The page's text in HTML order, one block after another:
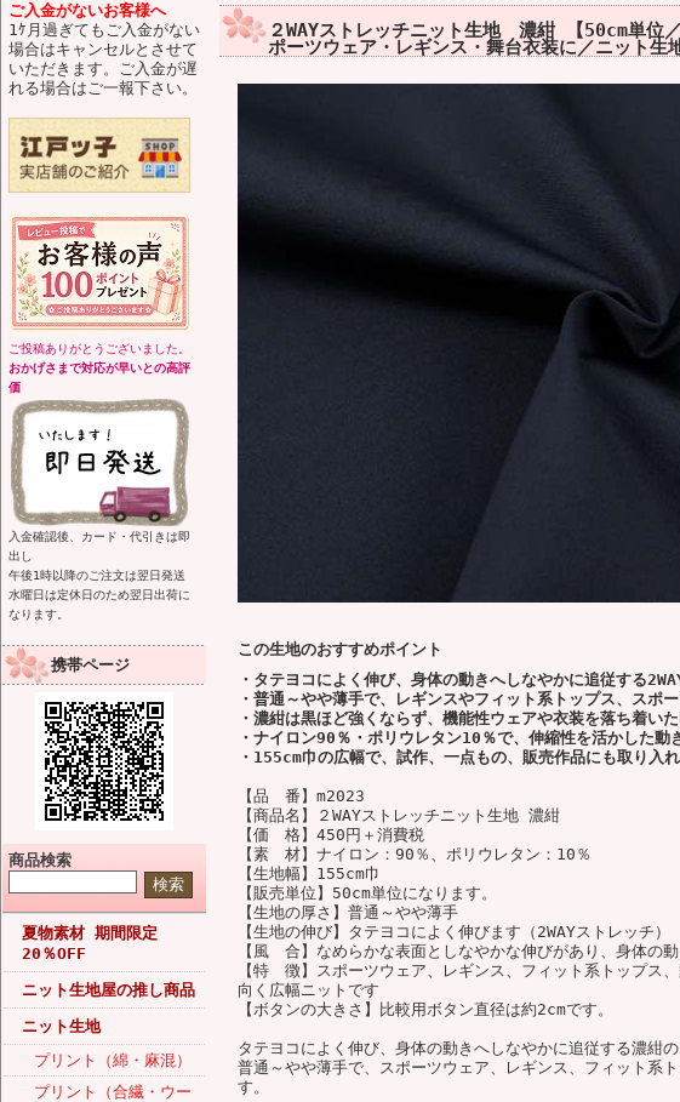
ご入金がないお客様へ
1ｹ月過ぎてもご入金がない
場合はキャンセルとさせて
いただきます。ご入金が遅
れる場合はご一報下さい。
ご投稿ありがとうございました。
おかげさまで対応が早いとの高評
価
入金確認後、カード・代引きは即
出し
午後1時以降のご注文は翌日発送
水曜日は定休日のため翌日出荷に
なります。
携帯ページ
商品検索
夏物素材 期間限定
20％OFF
ニット生地屋の推し商品
ニット生地
プリント（綿・麻混）
プリント（合繊・ウー
２WAYストレッチニット生地 濃紺 【50cm単位
ポーツウェア・レギンス・舞台衣装に／ニット生
この生地のおすすめポイント
・タテヨコによく伸び、身体の動きへしなやかに追従する
・普通～やや薄手で、レギンスやフィット系トップス、スポ
・濃紺は黒ほど強くならず、機能性ウェアや衣装を落ち着い
・ナイロン90％・ポリウレタン10％で、伸縮性を活かした動
・155cm巾の広幅で、試作、一点もの、販売作品にも取り入れ
【品 番】m2023
【商品名】２WAYストレッチニット生地 濃紺
【価 格】450円＋消費税
【素 材】ナイロン：90％、ポリウレタン：10％
【生地幅】155cm巾
【販売単位】50cm単位になります。
【生地の厚さ】普通～やや薄手
【生地の伸び】タテヨコによく伸びます（2WAYストレッチ）
【風 合】なめらかな表面としなやかな伸びがあり、身体の
【特 徴】スポーツウェア、レギンス、フィット系トップス
向く広幅ニットです
【ボタンの大きさ】比較用ボタン直径は約2cmです。
タテヨコによく伸び、身体の動きへしなやかに追従する濃紺の
普通～やや薄手で、スポーツウェア、レギンス、フィット系
す。